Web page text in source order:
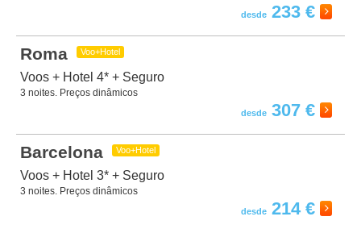
233 €
Roma Voo+Hotel
Voos + Hotel 4* + Seguro
3 noites. Preços dinâmicos
307 €
Barcelona Voo+Hotel
Voos + Hotel 3* + Seguro
3 noites. Preços dinâmicos
214 €